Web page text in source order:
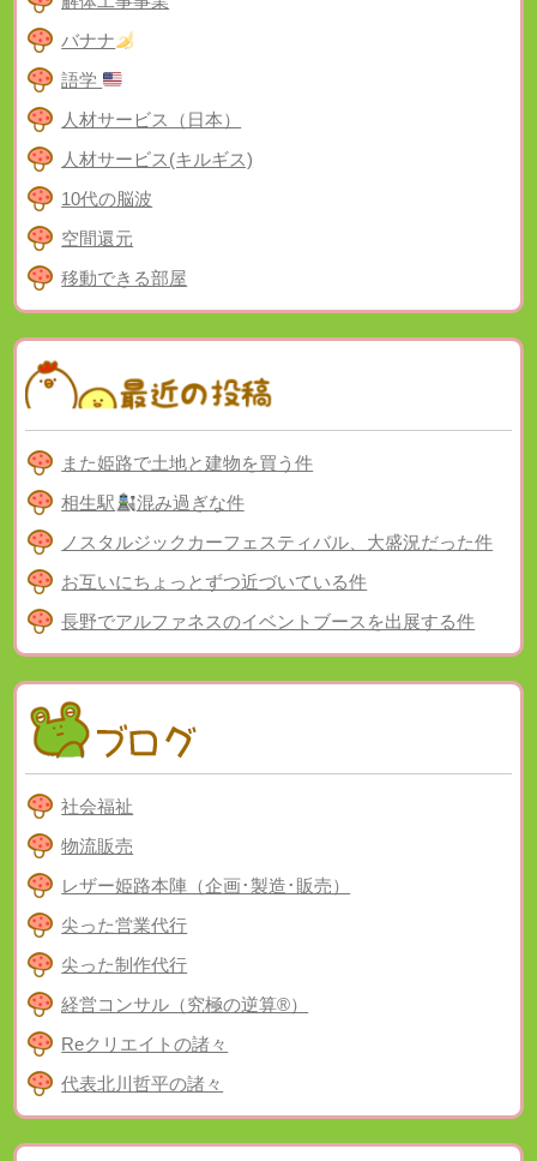
バナナ
語学
人材サービス（日本）
人材サービス(キルギス)
10代の脳波
空間還元
移動できる部屋
また姫路で土地と建物を買う件
相生駅
混み過ぎな件
ノスタルジックカーフェスティバル、大盛況だった件
お互いにちょっとずつ近づいている件
長野でアルファネスのイベントブースを出展する件
社会福祉
物流販売
レザー姫路本陣（企画･製造･販売）
尖った営業代行
尖った制作代行
経営コンサル（究極の逆算®）
Reクリエイトの諸々
代表北川哲平の諸々